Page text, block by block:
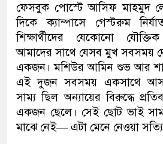
ফেসবুক পোস্টে আসিফ মাহমুদ
দিকে ক্যাম্পাসে গেস্টরুম
শিক্ষার্থীদের যেকোনো
আমাদের সাথে যেসব মুখ সবসময়
একজন। মশিউর আমিন শুভ আর
এই দুজন সবসময় একসাথে
সাম্য ছিল অন্যায়ের বিরুদ্ধে
একজন ছেলে। সেই ছোট ভাই
মাঝে নেই— এটা মেনে নেওয়া